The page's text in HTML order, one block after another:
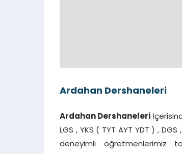
Ardahan Dershaneleri
Ardahan Dershaneleri
LGS , YKS ( TYT AYT YDT ) ,
deneyimli öğretmenlerimiz